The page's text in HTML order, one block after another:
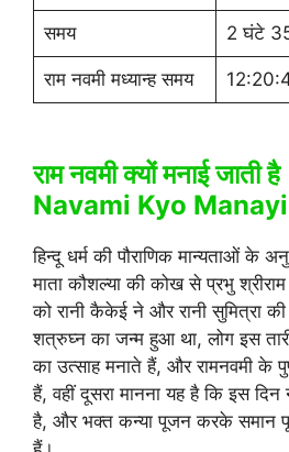
समय 2 घंटे
राम नवमी मध्यान्ह समय
राम नवमी क्यों मनाई जाती
Navami Kyo
हिन्दू धर्म की पौराणिक मान्यताओं के
माता कौशल्या की कोख से प्रभु
को रानी कैकेई ने और रानी सुमित्रा
शत्रुघ्न का जन्म हुआ था, लोग इस
का उत्साह मनाते हैं, और रामनवमी के
हैं, वहीं दूसरा मानना यह है कि इस दिन
है, और भक्त कन्या पूजन करके समान